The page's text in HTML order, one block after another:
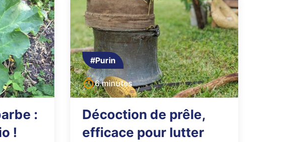
:
!
#Purin
6 minutes
Décoction de prêle,
efficace pour lutter